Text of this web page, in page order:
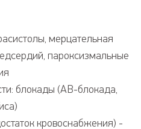
мерцательная
пароксизмальные
блокады (АВ-блокада,
кровоснабжения) -